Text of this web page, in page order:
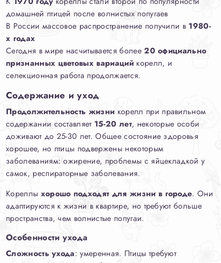
домашней птицей после волнистых попугаев
В России массовое распространение получили в 1980-
х годах
Сегодня в мире насчитывается более20 официально
признанных цветовых вариацийкорелл, и
селекционная работа продолжается.
Содержание и уход
Продолжительность жизни корелл при правильном
содержании составляет 15-20 лет, некоторые особи
доживают до 25-30 лет. Общее состояние здоровья
хорошее, но птицы подвержены некоторым
заболеваниям: ожирение, проблемы с яйцекладкой у
самок, респираторные заболевания.
Кореллы хорошо подходят для жизни в городе. Они
адаптируются к жизни в квартире, но требуют больше
пространства, чем волнистые попугаи.
Особенности ухода
Сложность ухода: умеренная. Птицы требуют